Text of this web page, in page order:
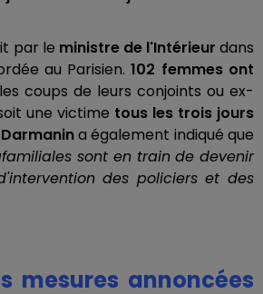
par le ministre de l'Intérieur dans
au Parisien.102 femmes ont
coups de leurs conjoints ou ex-
une victime tous les trois jours
a également indiqué que
sont en train de devenir
des policiers et des
mesures annoncées